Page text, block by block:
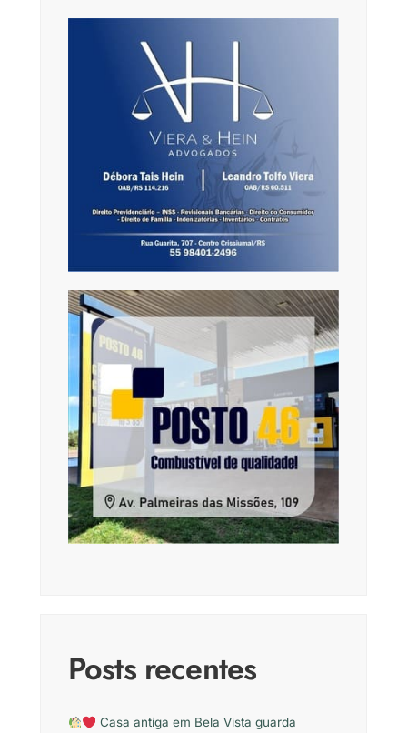
Posts recentes
Casa antiga em Bela Vista guarda